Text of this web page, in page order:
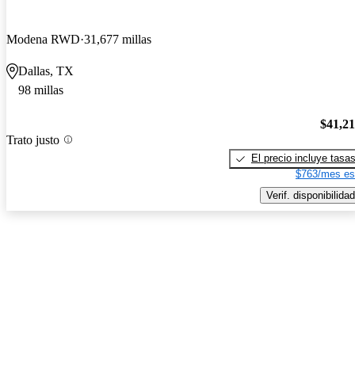
Modena RWD 31,677 millas
Dallas, TX
98 millas
Trato justo
El precio incluye tasas
$763/mes
Verif. disponibilidad